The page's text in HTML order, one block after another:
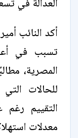
العدالة في
أكد النائب
تسبب في
المصرية،
للحالات
التقييم
معدلات